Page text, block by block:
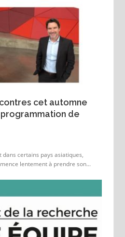
cet automne
de
dans certains pays asiatiques,
lentement à prendre son...